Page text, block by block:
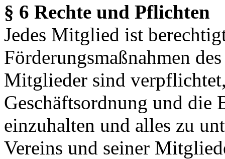
§ 6 Rechte und Pflichten
Jedes Mitglied ist
Förderungsmaßnahmen
Mitglieder sind
Geschäftsordnung und die
einzuhalten und alles zu
Vereins und seiner